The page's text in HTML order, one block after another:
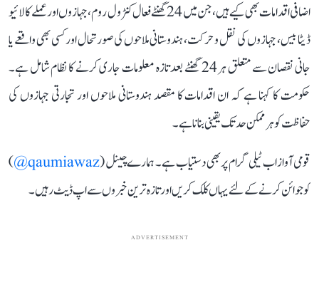
اضافی اقدامات بھی کیے ہیں، جن میں 24 گھنٹے فعال کنٹرول روم، جہازوں اور عملے کا لائیو
ڈیٹا بیس، جہازوں کی نقل و حرکت، ہندوستانی ملاحوں کی صورتحال اور کسی بھی واقعے یا
جانی نقصان سے متعلق ہر 24 گھنٹے بعد تازہ معلومات جاری کرنے کا نظام شامل ہے۔
حکومت کا کہنا ہے کہ ان اقدامات کا مقصد ہندوستانی ملاحوں اور تجارتی جہازوں کی
حفاظت کو ہر ممکن حد تک یقینی بنانا ہے۔
قومی آواز اب ٹیلی گرام پر بھی دستیاب ہے۔ ہمارے چینل (qaumiawaz@
)
کو جوائن کرنے کے لئے یہاں کلک کریں اور تازہ ترین خبروں سے اپ ڈیٹ رہیں۔
ADVERTISEMENT